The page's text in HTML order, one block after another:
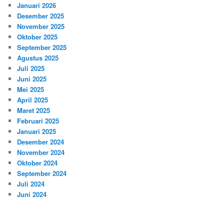
Januari 2026
Desember 2025
November 2025
Oktober 2025
September 2025
Agustus 2025
Juli 2025
Juni 2025
Mei 2025
April 2025
Maret 2025
Februari 2025
Januari 2025
Desember 2024
November 2024
Oktober 2024
September 2024
Juli 2024
Juni 2024